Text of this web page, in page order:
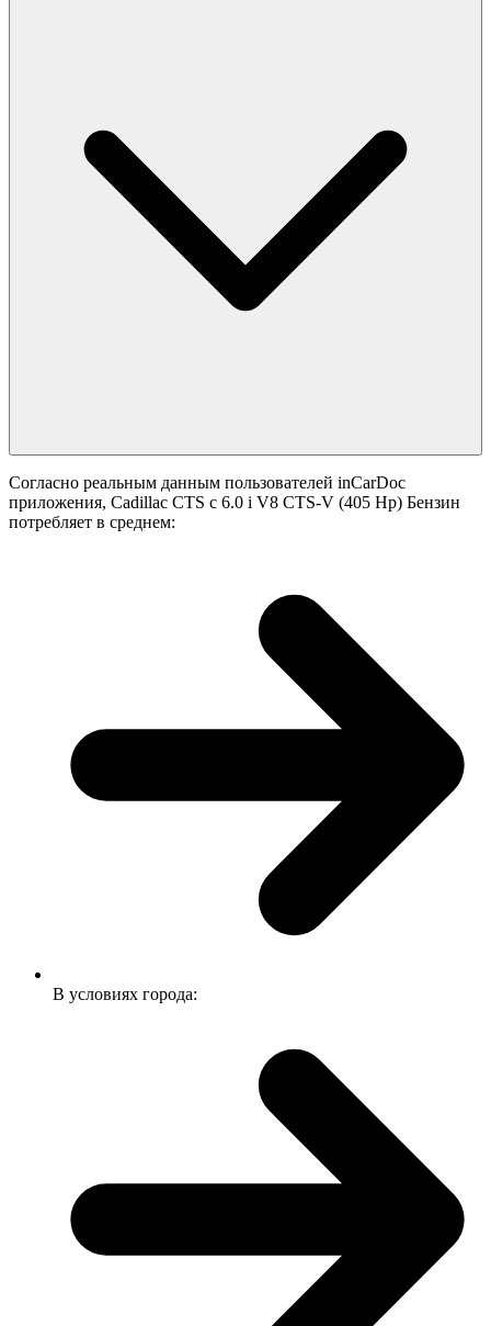
Согласно реальным данным пользователей inCarDoc
приложения, Cadillac CTS с 6.0 i V8 CTS-V (405 Hp) Бензин
потребляет в среднем:
В условиях города: